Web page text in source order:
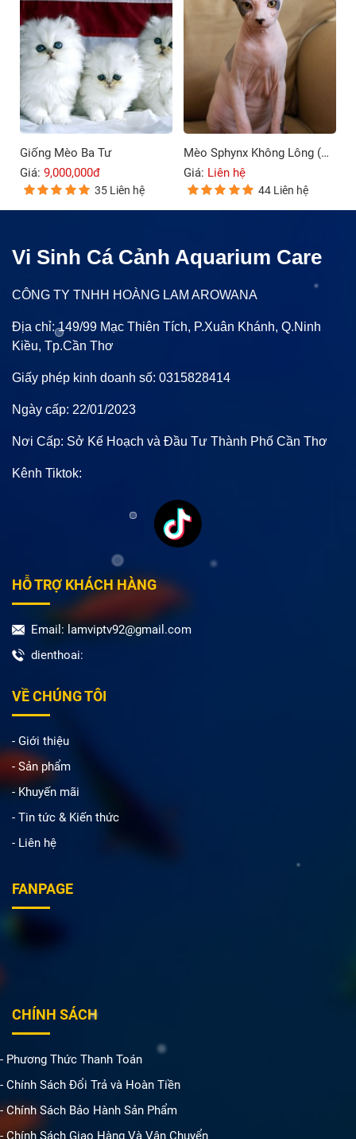
Giống Mèo Ba Tư
Giá: 9,000,000đ
35 Liên hệ
Mèo Sphynx Không Lông (Mèo Ai Cập)
Giá: Liên hệ
44 Liên hệ
Vi Sinh Cá Cảnh Aquarium Care
CÔNG TY TNHH HOÀNG LAM AROWANA
Địa chỉ: 149/99 Mạc Thiên Tích, P.Xuân Khánh, Q.Ninh
Kiều, Tp.Cần Thơ
Giấy phép kinh doanh số: 0315828414
Ngày cấp: 22/01/2023
Nơi Cấp: Sở Kế Hoạch và Đầu Tư Thành Phố Cần Thơ
Kênh Tiktok:
HỖ TRỢ KHÁCH HÀNG
Email: lamviptv92@gmail.com
dienthoai:
VỀ CHÚNG TÔI
- Giới thiệu
- Sản phẩm
- Khuyến mãi
- Tin tức & Kiến thức
- Liên hệ
FANPAGE
CHÍNH SÁCH
- Phương Thức Thanh Toán
- Chính Sách Đổi Trả và Hoàn Tiền
- Chính Sách Bảo Hành Sản Phẩm